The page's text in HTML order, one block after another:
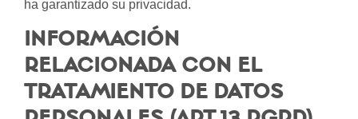
ha garantizado su privacidad.
INFORMACIÓN
RELACIONADA CON EL
TRATAMIENTO DE DATOS